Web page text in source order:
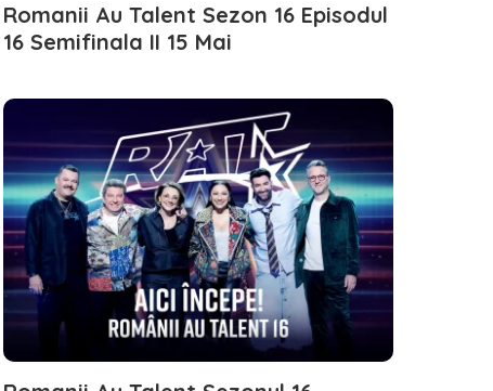
Romanii Au Talent Sezon 16 Episodul
16 Semifinala II 15 Mai